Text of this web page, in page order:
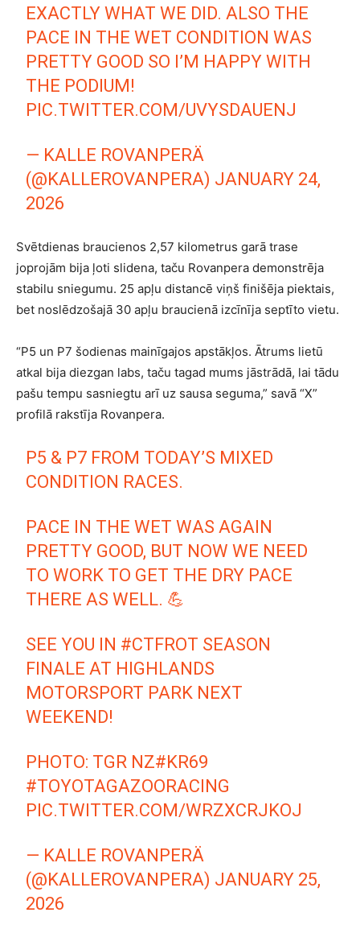
EXACTLY WHAT WE DID. ALSO THE
PACE IN THE WET CONDITION WAS
PRETTY GOOD SO I’M HAPPY WITH
THE PODIUM!
PIC.TWITTER.COM/UVYSDAUENJ
— KALLE ROVANPERÄ
(@KALLEROVANPERA) JANUARY 24,
2026
Svētdienas braucienos 2,57 kilometrus garā trase
joprojām bija ļoti slidena, taču Rovanpera demonstrēja
stabilu sniegumu. 25 apļu distancē viņš finišēja piektais,
bet noslēdzošajā 30 apļu braucienā izcīnīja septīto vietu.
“P5 un P7 šodienas mainīgajos apstākļos. Ātrums lietū
atkal bija diezgan labs, taču tagad mums jāstrādā, lai tādu
pašu tempu sasniegtu arī uz sausa seguma,” savā “X”
profilā rakstīja Rovanpera.
P5 & P7 FROM TODAY’S MIXED
CONDITION RACES.
PACE IN THE WET WAS AGAIN
PRETTY GOOD, BUT NOW WE NEED
TO WORK TO GET THE DRY PACE
THERE AS WELL. 💪
SEE YOU IN #CTFROT SEASON
FINALE AT HIGHLANDS
MOTORSPORT PARK NEXT
WEEKEND!
PHOTO: TGR NZ#KR69
#TOYOTAGAZOORACING
PIC.TWITTER.COM/WRZXCRJKOJ
— KALLE ROVANPERÄ
(@KALLEROVANPERA) JANUARY 25,
2026